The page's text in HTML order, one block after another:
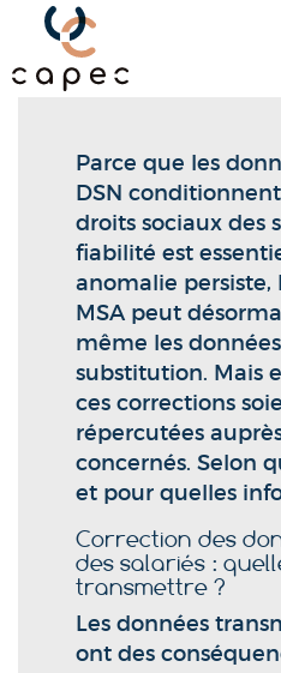
Panneau de gestion des
Parce que les
DSN
droits sociaux des
fiabilité est
anomalie persiste,
MSA peut
même les
substitution. Mais
ces corrections
répercutées
concernés. Selon
et pour quelles
Correction des
des salariés :
transmettre ?
Les données
ont des